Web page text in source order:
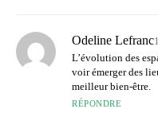
Odeline Lefranc
L’évolution des
voir émerger des
meilleur bien-être.
RÉPONDRE